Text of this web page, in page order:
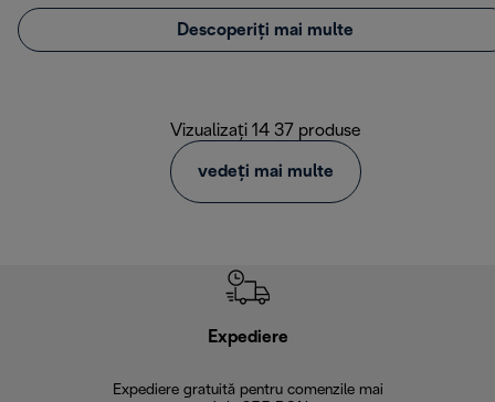
Descoperiți mai multe
Vizualizați 14 37 produse
vedeți mai multe
Expediere
Expediere gratuită pentru comenzile mai